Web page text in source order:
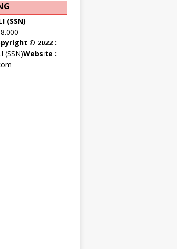
(SSN)
© 2022 :
(SSN)Website :